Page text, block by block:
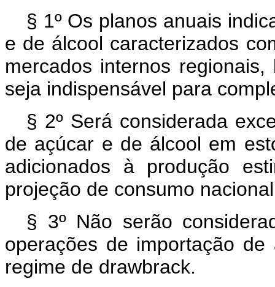
§ 1º Os planos anuais
e de álcool caracterizados
mercados internos
seja indispensável para
§ 2º Será considerada
de açúcar e de álcool em
adicionados à produção
projeção de consumo
§ 3º Não serão
operações de importação
regime de drawbrack.